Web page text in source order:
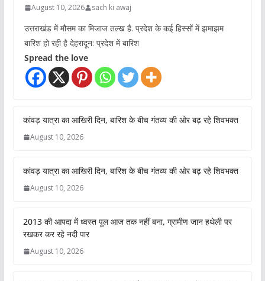
August 10, 2026 sach ki awaj
उत्तराखंड में मौसम का मिजाज तल्ख है. प्रदेश के कई हिस्सों में झमाझम
बारिश हो रही है देहरादून: प्रदेश में बारिश
Spread the love
कांवड़ यात्रा का आखिरी दिन, बारिश के बीच गंतव्य की ओर बढ़ रहे शिवभक्त
August 10, 2026
कांवड़ यात्रा का आखिरी दिन, बारिश के बीच गंतव्य की ओर बढ़ रहे शिवभक्त
August 10, 2026
2013 की आपदा में ध्वस्त पुल आज तक नहीं बना, ग्रामीण जान हथेली पर
रखकर कर रहे नदी पार
August 10, 2026